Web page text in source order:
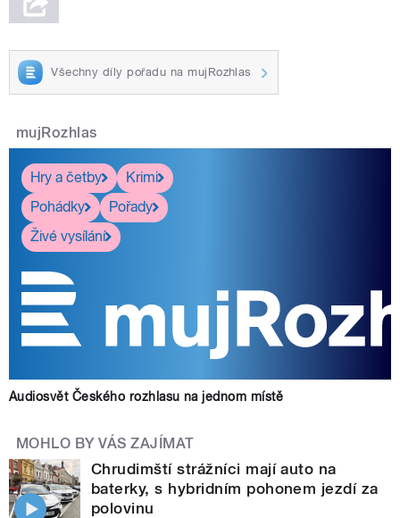
Všechny díly pořadu na mujRozhlas
mujRozhlas
Hry a četby
Krimi
Pohádky
Pořady
Živé vysílání
Audiosvět Českého rozhlasu na jednom místě
MOHLO BY VÁS ZAJÍMAT
Chrudimští strážníci mají auto na
baterky, s hybridním pohonem jezdí za
polovinu